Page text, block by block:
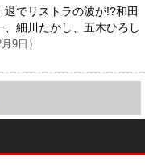
でリストラの波が!?和田
細川たかし、五木ひろし
9日）